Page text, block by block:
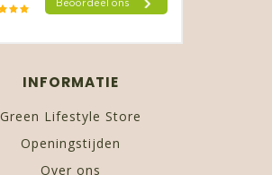
INFORMATIE
Green Lifestyle Store
Openingstijden
Over ons